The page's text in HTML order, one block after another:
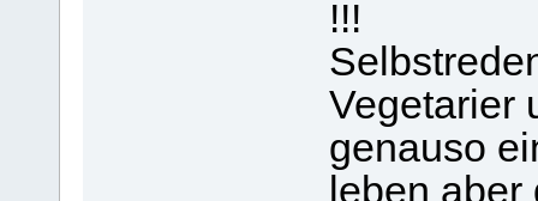
!!!
Vegetarier
genauso
leben